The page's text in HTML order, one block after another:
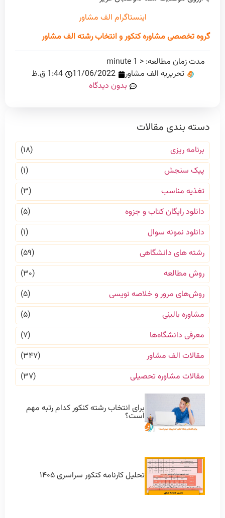
اینستاگرام الف مشاور
گروه تخصصی مشاوره کنکور و انتخاب رشته الف مشاور
مدت زمان مطالعه: < 1
minute
تحریریه الف مشاور
11/06/2022
1:44 ق.ظ
بدون دیدگاه
دسته بندی مقالات
برنامه ریزی
(۱۸)
پیک سنجش
(۱)
تغذیه مناسب
(۳)
دانلود رایگان کتاب و جزوه
(۵)
دانلود نمونه سوال
(۱)
رشته های دانشگاهی
(۵۹)
روش مطالعه
(۳۰)
روش‌های مرور و خلاصه نویسی
(۵)
مشاوره بالینی
(۵)
معرفی دانشگاه‌ها
(۷)
مقالات الف مشاور
(۳۴۷)
مقالات مشاوره تحصیلی
(۳۷)
برای انتخاب رشته کنکور کدام رتبه مهم
است؟
تحلیل کارنامه کنکور سراسری ۱۴۰۵